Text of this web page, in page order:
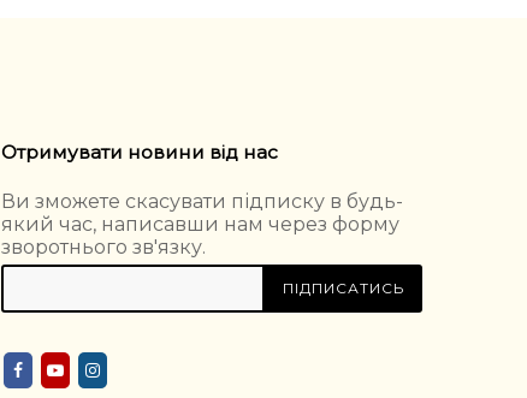
Отримувати новини від нас
Ви зможете скасувати підписку в будь-
який час, написавши нам через форму
зворотнього зв'язку.
ПІДПИСАТИСЬ